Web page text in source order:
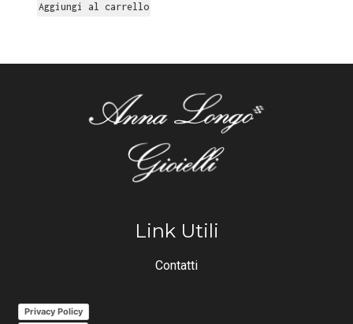
Aggiungi al carrello
Link Utili
Contatti
Privacy Policy